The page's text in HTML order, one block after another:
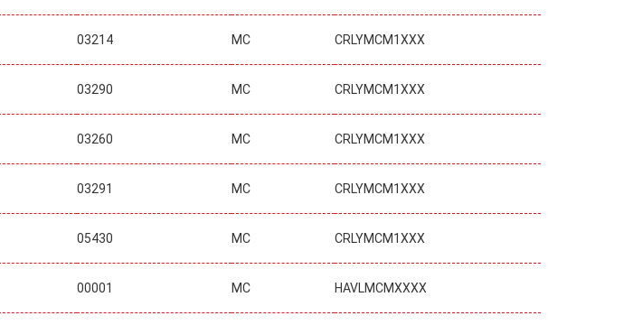
03214 MC CRLYMCM1XXX
03290 MC CRLYMCM1XXX
03260 MC CRLYMCM1XXX
03291 MC CRLYMCM1XXX
05430 MC CRLYMCM1XXX
00001 MC HAVLMCMXXXX